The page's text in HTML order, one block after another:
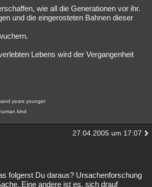
wie all die Generationen vor ihr.
und die eingerosteten Bahnen dieser
Lebens wird der Vergangenheit
years younger
kind
27.04.2005 um 17:07
folgerst Du daraus? Ursachenforschung
Eine andere ist es, sich drauf